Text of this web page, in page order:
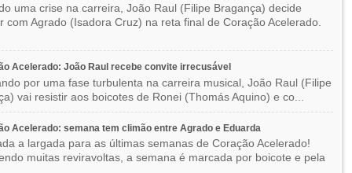
uma crise na carreira, João Raul (Filipe Bragança) decide
com Agrado (Isadora Cruz) na reta final de Coração Acelerado.
Acelerado: João Raul recebe convite irrecusável
por uma fase turbulenta na carreira musical, João Raul (Filipe
vai resistir aos boicotes de Ronei (Thomás Aquino) e co...
Acelerado: semana tem climão entre Agrado e Eduarda
a largada para as últimas semanas de Coração Acelerado!
muitas reviravoltas, a semana é marcada por boicote e pela